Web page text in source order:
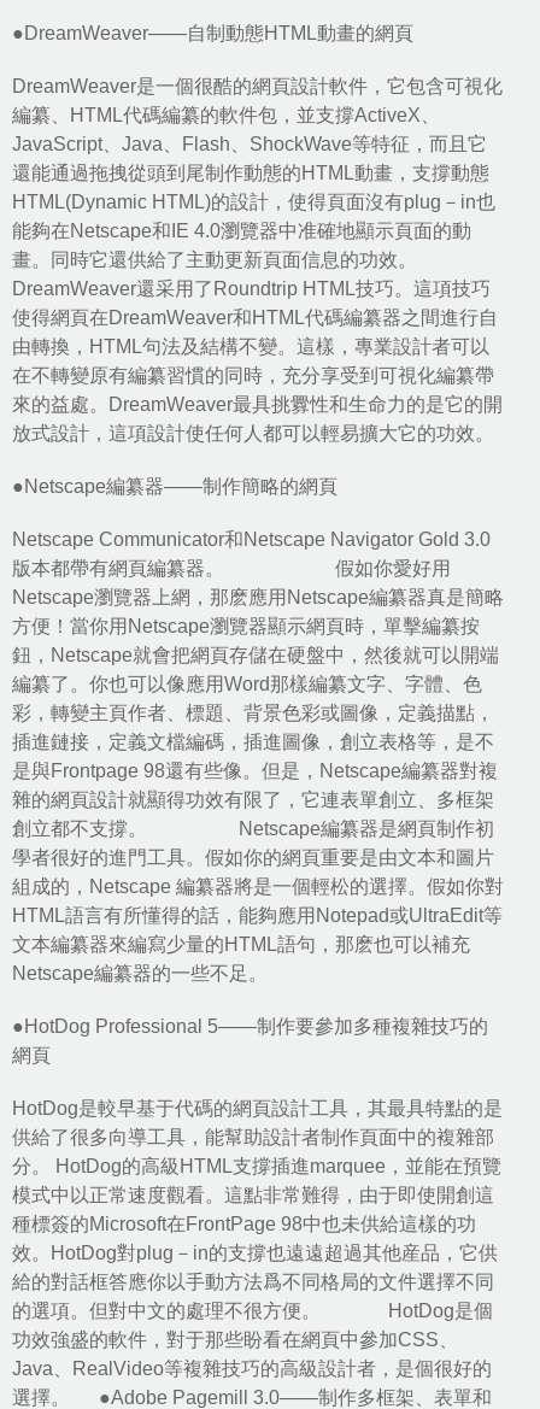
●DreamWeaver——自制動態HTML動畫的網頁
DreamWeaver是一個很酷的網頁設計軟件，它包含可視化
編纂、HTML代碼編纂的軟件包，並支撐ActiveX、
JavaScript、Java、Flash、ShockWave等特征，而且它
還能通過拖拽從頭到尾制作動態的HTML動畫，支撐動態
HTML(Dynamic HTML)的設計，使得頁面沒有plug－in也
能夠在Netscape和IE 4.0瀏覽器中准確地顯示頁面的動
畫。同時它還供給了主動更新頁面信息的功效。
DreamWeaver還采用了Roundtrip HTML技巧。這項技巧
使得網頁在DreamWeaver和HTML代碼編纂器之間進行自
由轉換，HTML句法及結構不變。這樣，專業設計者可以
在不轉變原有編纂習慣的同時，充分享受到可視化編纂帶
來的益處。DreamWeaver最具挑釁性和生命力的是它的開
放式設計，這項設計使任何人都可以輕易擴大它的功效。
●Netscape編纂器——制作簡略的網頁
Netscape Communicator和Netscape Navigator Gold 3.0
版本都帶有網頁編纂器。 假如你愛好用
Netscape瀏覽器上網，那麽應用Netscape編纂器真是簡略
方便！當你用Netscape瀏覽器顯示網頁時，單擊編纂按
鈕，Netscape就會把網頁存儲在硬盤中，然後就可以開端
編纂了。你也可以像應用Word那樣編纂文字、字體、色
彩，轉變主頁作者、標題、背景色彩或圖像，定義描點，
插進鏈接，定義文檔編碼，插進圖像，創立表格等，是不
是與Frontpage 98還有些像。但是，Netscape編纂器對複
雜的網頁設計就顯得功效有限了，它連表單創立、多框架
創立都不支撐。 Netscape編纂器是網頁制作初
學者很好的進門工具。假如你的網頁重要是由文本和圖片
組成的，Netscape 編纂器將是一個輕松的選擇。假如你對
HTML語言有所懂得的話，能夠應用Notepad或UltraEdit等
文本編纂器來編寫少量的HTML語句，那麽也可以補充
Netscape編纂器的一些不足。
●HotDog Professional 5——制作要參加多種複雜技巧的
網頁
HotDog是較早基于代碼的網頁設計工具，其最具特點的是
供給了很多向導工具，能幫助設計者制作頁面中的複雜部
分。 HotDog的高級HTML支撐插進marquee，並能在預覽
模式中以正常速度觀看。這點非常難得，由于即使開創這
種標簽的Microsoft在FrontPage 98中也未供給這樣的功
效。HotDog對plug－in的支撐也遠遠超過其他産品，它供
給的對話框答應你以手動方法爲不同格局的文件選擇不同
的選項。但對中文的處理不很方便。 HotDog是個
功效強盛的軟件，對于那些盼看在網頁中參加CSS、
Java、RealVideo等複雜技巧的高級設計者，是個很好的
選擇。 ●Adobe Pagemill 3.0——制作多框架、表單和